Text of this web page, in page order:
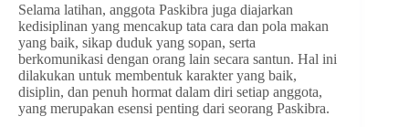
Selama latihan, anggota Paskibra juga diajarkan
kedisiplinan yang mencakup tata cara dan pola makan
yang baik, sikap duduk yang sopan, serta
berkomunikasi dengan orang lain secara santun. Hal ini
dilakukan untuk membentuk karakter yang baik,
disiplin, dan penuh hormat dalam diri setiap anggota,
yang merupakan esensi penting dari seorang Paskibra.